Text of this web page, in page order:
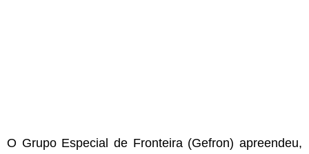
O Grupo Especial de Fronteira (Gefron) apreendeu,